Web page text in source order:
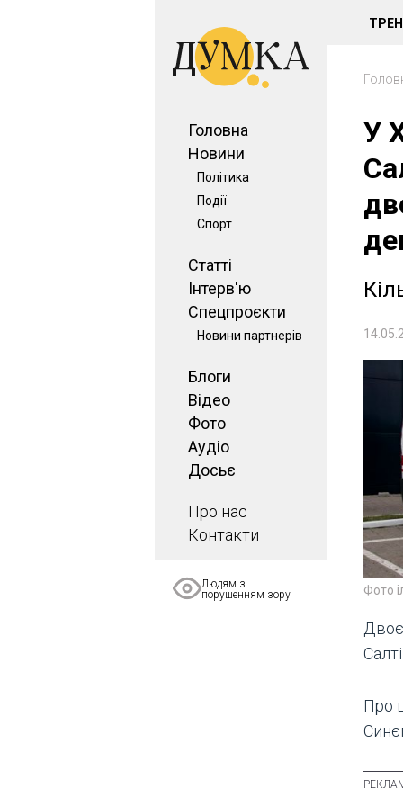
Головна
Новини
Політика
Події
Спорт
Статті
Інтерв'ю
Спецпроєкти
Новини партнерів
Блоги
Відео
Фото
Аудіо
Досьє
Про нас
Контакти
Людям з
порушенням зору
У
Фото
Двоє
Про